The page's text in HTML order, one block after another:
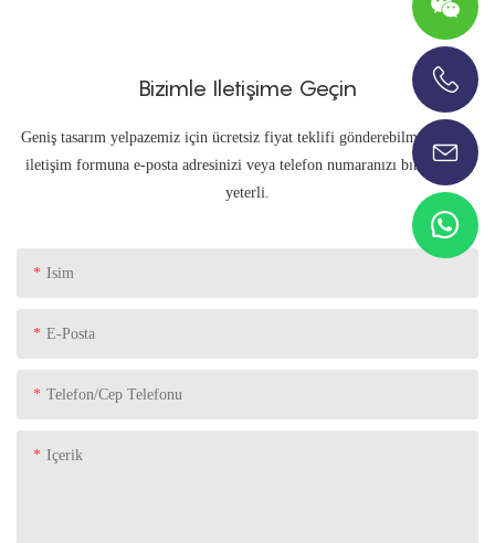
Bizimle Iletişime Geçin
Geniş tasarım yelpazemiz için ücretsiz fiyat teklifi gönderebilmemiz için
iletişim formuna e-posta adresinizi veya telefon numaranızı bırakmanız
yeterli.
Isim
E-Posta
Telefon/Cep Telefonu
Içerik